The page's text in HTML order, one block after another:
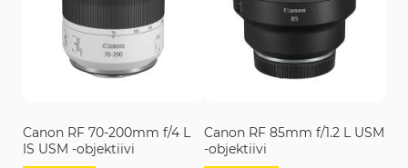
Canon RF 70-200mm f/4 L
IS USM -objektiivi
Canon RF 85mm f/1.2 L USM
-objektiivi